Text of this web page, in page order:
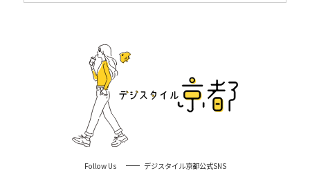
Follow Us デジスタイル京都公式SNS